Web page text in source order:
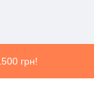
грн!